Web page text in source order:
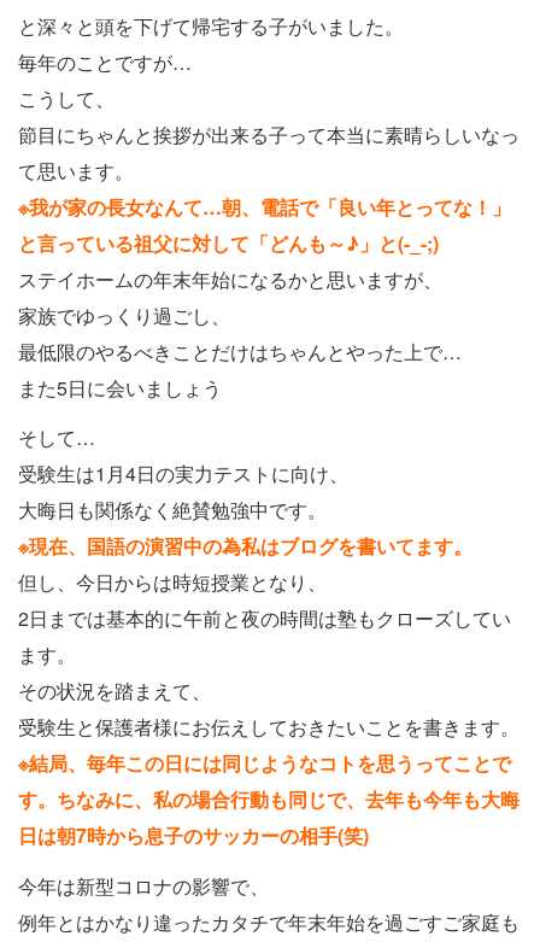
と深々と頭を下げて帰宅する子がいました。
毎年のことですが…
こうして、
節目にちゃんと挨拶が出来る子って本当に素晴らしいなっ
て思います。
※我が家の長女なんて…朝、電話で「良い年とってな！」
と言っている祖父に対して「どんも～♪」と(-_-;)
ステイホームの年末年始になるかと思いますが、
家族でゆっくり過ごし、
最低限のやるべきことだけはちゃんとやった上で…
また5日に会いましょう
そして…
受験生は1月4日の実力テストに向け、
大晦日も関係なく絶賛勉強中です。
※現在、国語の演習中の為私はブログを書いてます。
但し、今日からは時短授業となり、
2日までは基本的に午前と夜の時間は塾もクローズしてい
ます。
その状況を踏まえて、
受験生と保護者様にお伝えしておきたいことを書きます。
※結局、毎年この日には同じようなコトを思うってことで
す。ちなみに、私の場合行動も同じで、去年も今年も大晦
日は朝7時から息子のサッカーの相手(笑)
今年は新型コロナの影響で、
例年とはかなり違ったカタチで年末年始を過ごすご家庭も